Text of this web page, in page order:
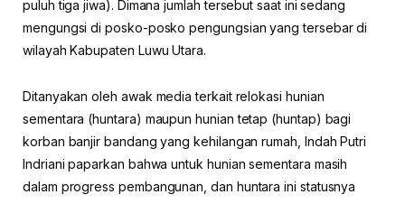
puluh tiga jiwa). Dimana jumlah tersebut saat ini sedang
mengungsi di posko-posko pengungsian yang tersebar di
wilayah Kabupaten Luwu Utara.
Ditanyakan oleh awak media terkait relokasi hunian
sementara (huntara) maupun hunian tetap (huntap) bagi
korban banjir bandang yang kehilangan rumah, Indah Putri
Indriani paparkan bahwa untuk hunian sementara masih
dalam progress pembangunan, dan huntara ini statusnya